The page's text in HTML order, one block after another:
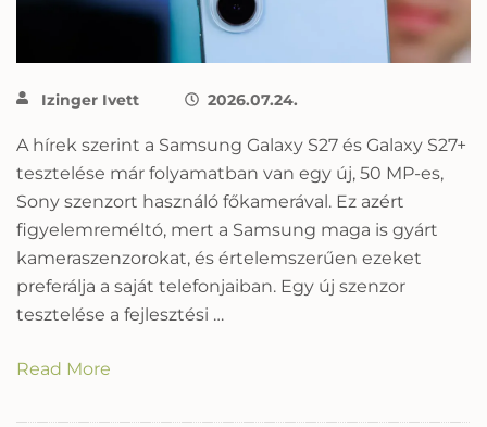
Izinger Ivett 2026.07.24.
A hírek szerint a Samsung Galaxy S27 és Galaxy S27+
tesztelése már folyamatban van egy új, 50 MP-es,
Sony szenzort használó főkamerával. Ez azért
figyelemreméltó, mert a Samsung maga is gyárt
kameraszenzorokat, és értelemszerűen ezeket
preferálja a saját telefonjaiban. Egy új szenzor
tesztelése a fejlesztési …
Read More